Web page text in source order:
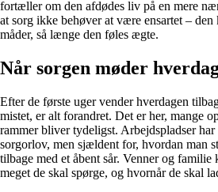
fortæller om den afdødes liv på en mere
at sorg ikke behøver at være ensartet –
måder, så længe den føles ægte.
Når sorgen møder
Efter de første uger vender hverdagen
mistet, er alt forandret. Det er her, mange
rammer bliver tydeligst. Arbejdspladser
sorgorlov, men sjældent for, hvordan man
tilbage med et åbent sår. Venner og
meget de skal spørge, og hvornår de skal